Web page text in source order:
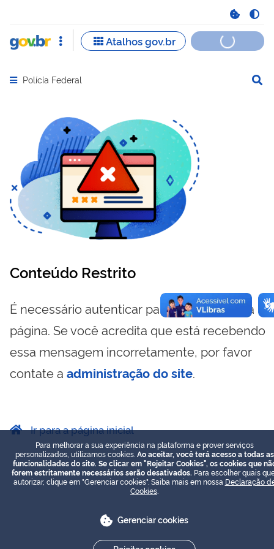
Abrir menu principal de navegação
Polícia Federal
Conteúdo Restrito
É necessário autenticar para visualizar essa
página. Se você acredita que está recebendo
essa mensagem incorretamente, por favor
contate a administração do site.
Ir para a página inicial
Para melhorar a sua experiência na plataforma e prover serviços
personalizados, utilizamos cookies. Ao aceitar, você terá acesso a todas as
funcionalidades do site. Se clicar em "Rejeitar Cookies", os cookies que
forem estritamente necessários serão desativados. Para escolher quais
autorizar, clique em "Gerenciar cookies". Saiba mais em nossa Declaração
Cookies
Gerenciar cookies